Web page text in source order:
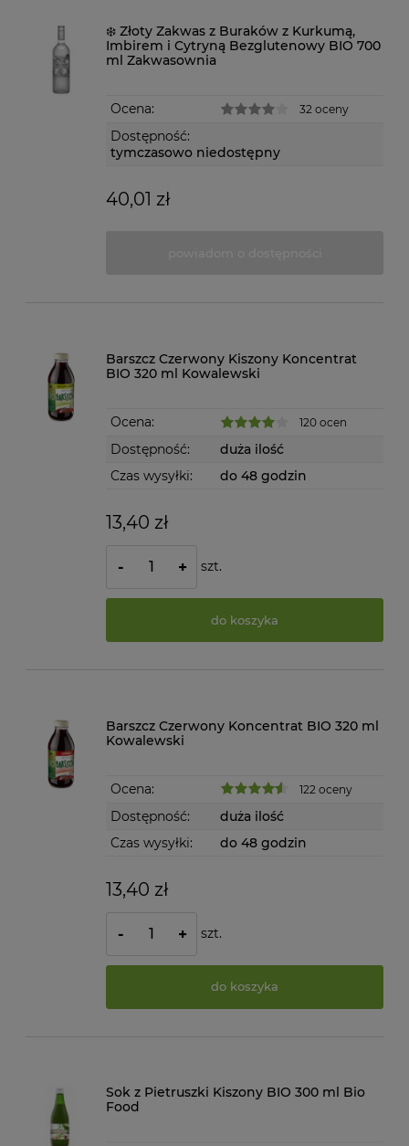
❄️ Złoty Zakwas z Buraków z Kurkumą,
Imbirem i Cytryną Bezglutenowy BIO 700
ml Zakwasownia
Ocena: 32 oceny
Dostępność:
tymczasowo niedostępny
40,01 zł
Barszcz Czerwony Kiszony Koncentrat
BIO 320 ml Kowalewski
Ocena: 120 ocen
Dostępność:
duża ilość
Czas wysyłki:
do 48 godzin
13,40 zł
- + szt.
do koszyka
Barszcz Czerwony Koncentrat BIO 320 ml
Kowalewski
Ocena: 122 oceny
Dostępność:
duża ilość
Czas wysyłki:
do 48 godzin
13,40 zł
- + szt.
do koszyka
Sok z Pietruszki Kiszony BIO 300 ml Bio
Food